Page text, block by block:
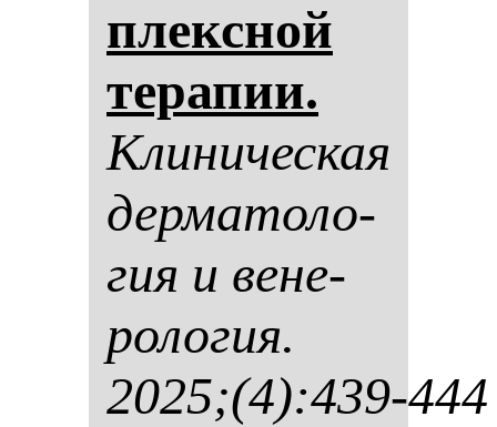
плексной
те­ра­пии.
Кли­ни­чес­кая
дер­ма­то­ло­
гия и ве­не­
ро­ло­гия.
2025;(4):439-444